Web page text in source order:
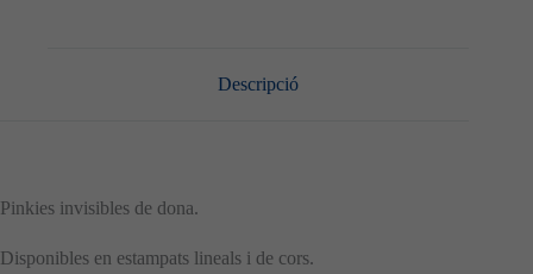
Descripció
Pinkies invisibles de dona.
Disponibles en estampats lineals i de cors.